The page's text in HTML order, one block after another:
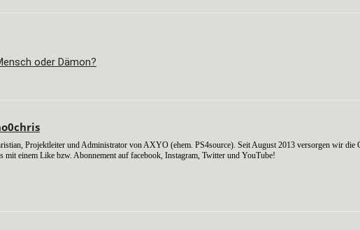
oder Dämon?
Projektleiter und Administrator von AXYO (ehem. PS4source). Seit August 2013 versorgen wir
mit einem Like bzw. Abonnement auf facebook, Instagram, Twitter und YouTube!